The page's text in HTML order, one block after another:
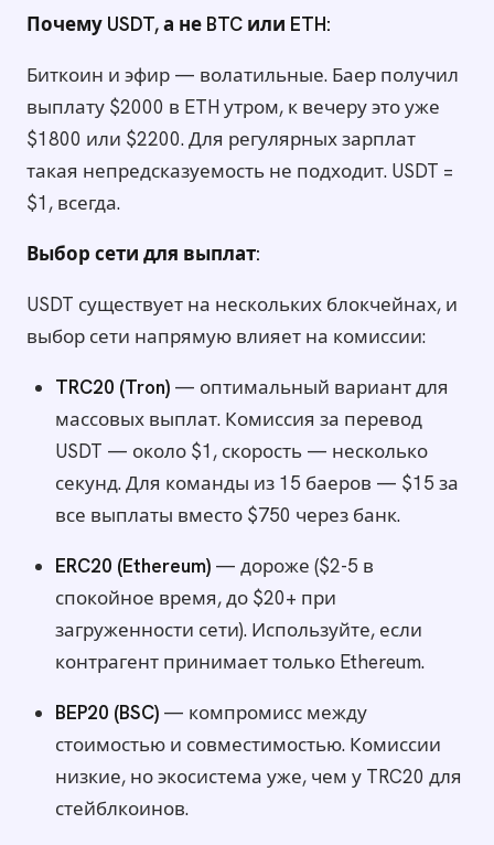
Почему USDT, а не BTC или ETH:
Биткоин и эфир — волатильные. Баер получил
выплату $2000 в ETH утром, к вечеру это уже
$1800 или $2200. Для регулярных зарплат
такая непредсказуемость не подходит. USDT =
$1, всегда.
Выбор сети для выплат:
USDT существует на нескольких блокчейнах, и
выбор сети напрямую влияет на комиссии:
TRC20 (Tron)— оптимальный вариант для
массовых выплат. Комиссия за перевод
USDT — около $1, скорость — несколько
секунд. Для команды из 15 баеров — $15 за
все выплаты вместо $750 через банк.
ERC20 (Ethereum)— дороже ($2-5 в
спокойное время, до $20+ при
загруженности сети). Используйте, если
контрагент принимает только Ethereum.
BEP20 (BSC)— компромисс между
стоимостью и совместимостью. Комиссии
низкие, но экосистема уже, чем у TRC20 для
стейблкоинов.